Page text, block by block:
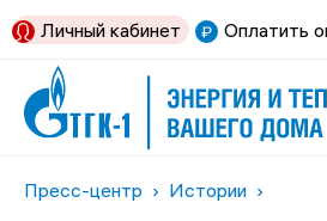
Оплатить
Личный кабинет
Пресс-центр Истории